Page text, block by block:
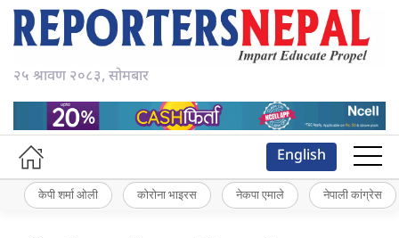
२५ श्रावण २०८३, सोमबार
English
केपी शर्मा ओली कोरोना भाइरस नेकपा एमाले नेपाली कांग्रेस